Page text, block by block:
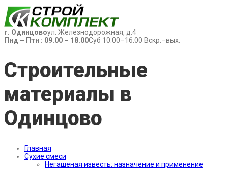
г. Одинцовоул. Железнодорожная, д.4
Пнд – Птн : 09.00 – 18.00Суб 10.00–16.00 Вскр.–вых.
Строительные
материалы в
Одинцово
Главная
Сухие смеси
Негашеная известь: назначение и применение